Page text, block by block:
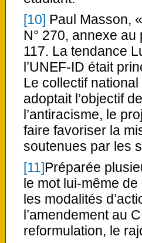
[10] Paul Masson,
N° 270, annexe
117. La tendance
l’UNEF-ID était
Le collectif
adoptait l’objectif
l’antiracisme, le
faire favoriser la
soutenues par les
[11]Préparée
le mot lui-même
les modalités
l’amendement au
reformulation, le